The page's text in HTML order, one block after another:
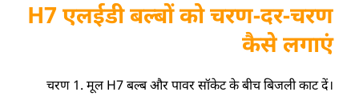
H7 एलईडी बल्बों को चरण-दर-चरण
कैसे लगाएं
चरण 1. मूल H7 बल्ब और पावर सॉकेट के बीच बिजली काट दें।